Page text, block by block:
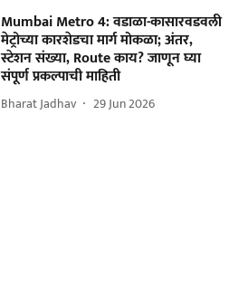
Mumbai Metro 4: वडाळा-कासारवडवली
मेट्रोच्या कारशेडचा मार्ग मोकळा; अंतर,
स्टेशन संख्या, Route काय? जाणून घ्या
संपूर्ण प्रकल्पाची माहिती
Bharat Jadhav 29 Jun 2026